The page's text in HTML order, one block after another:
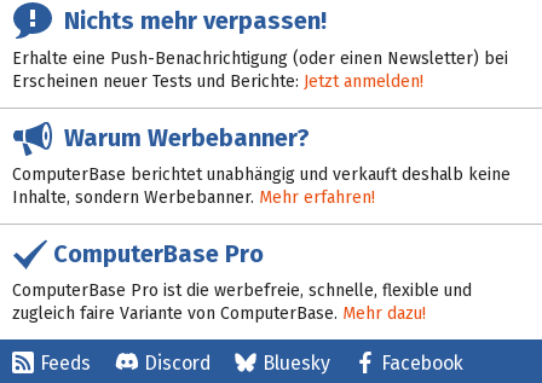
Nichts mehr verpassen!
Erhalte eine Push-Benachrichtigung (oder einen Newsletter) bei
Erscheinen neuer Tests und Berichte: Jetzt anmelden!
Warum Werbebanner?
ComputerBase berichtet unabhängig und verkauft deshalb keine
Inhalte, sondern Werbebanner. Mehr erfahren!
ComputerBase Pro
ComputerBase Pro ist die werbefreie, schnelle, flexible und
zugleich faire Variante von ComputerBase. Mehr dazu!
Feeds Discord Bluesky Facebook